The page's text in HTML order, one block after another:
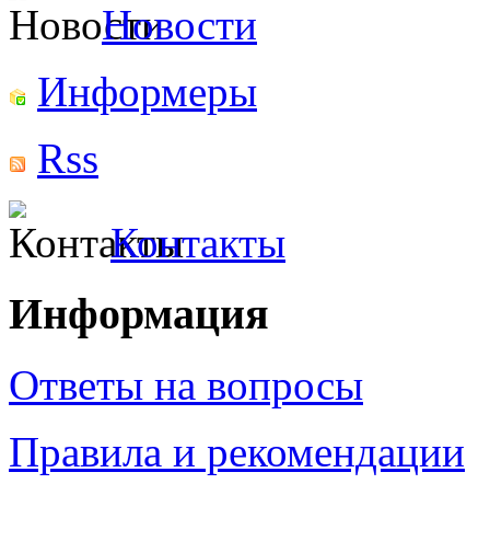
Новости
Информеры
Rss
Контакты
Информация
Ответы на вопросы
Правила и рекомендации